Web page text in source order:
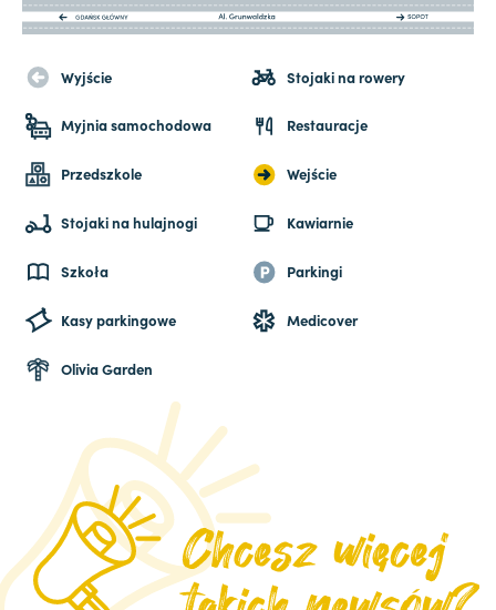
Wyjście Stojaki na rowery
Myjnia samochodowa Restauracje
Przedszkole Wejście
Stojaki na hulajnogi Kawiarnie
Szkoła Parkingi
Kasy parkingowe Medicover
Olivia Garden